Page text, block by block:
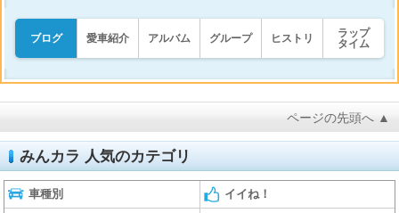
ブログ 愛車紹介 アルバム グループ ヒストリ
ラップ
タイム
ページの先頭へ ▲
みんカラ 人気のカテゴリ
車種別 イイね！